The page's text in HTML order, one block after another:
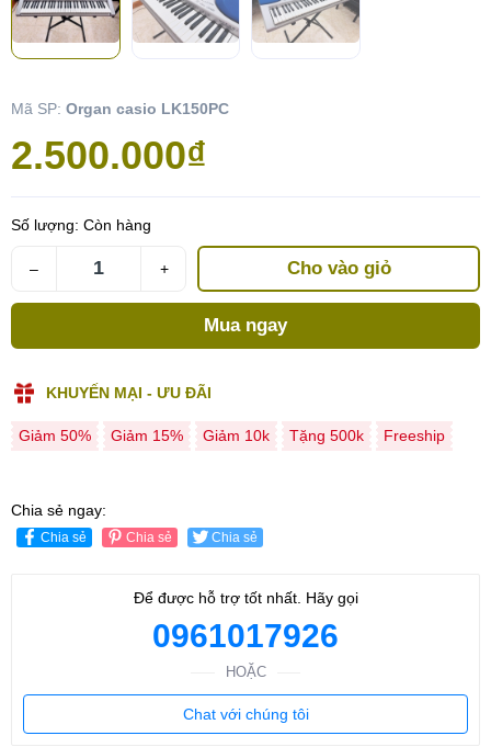
Mã SP: Organ casio LK150PC
2.500.000₫
Số lượng: Còn hàng
– + Cho vào giỏ
Mua ngay
KHUYẾN MẠI - ƯU ĐÃI
Giảm 50% Giảm 15% Giảm 10k Tặng 500k Freeship
Chia sẻ ngay:
Chia sẻ Chia sẻ Chia sẻ
Để được hỗ trợ tốt nhất. Hãy gọi
0961017926
HOẶC
Chat với chúng tôi